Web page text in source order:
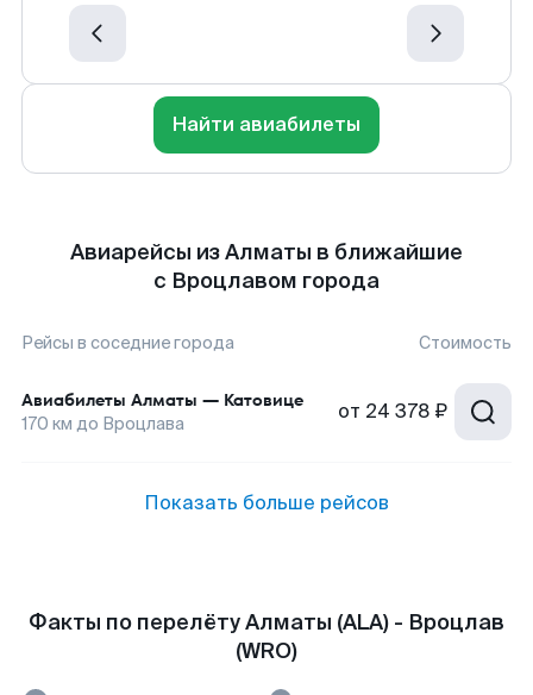
Найти авиабилеты
Авиарейсы из Алматы в ближайшие
с Вроцлавом города
Рейсы в соседние города Стоимость
Авиабилеты Алматы — Катовице
170 км до Вроцлава от 24 378 ₽
Показать больше рейсов
Факты по перелёту Алматы (ALA) - Вроцлав
(WRO)